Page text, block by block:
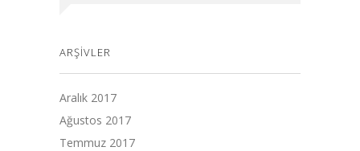
ARŞIVLER
Aralık 2017
Ağustos 2017
Temmuz 2017